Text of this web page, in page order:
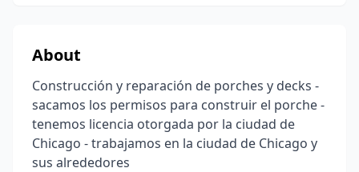
About
Construcción y reparación de porches y decks -
sacamos los permisos para construir el porche -
tenemos licencia otorgada por la ciudad de
Chicago - trabajamos en la ciudad de Chicago y
sus alrededores